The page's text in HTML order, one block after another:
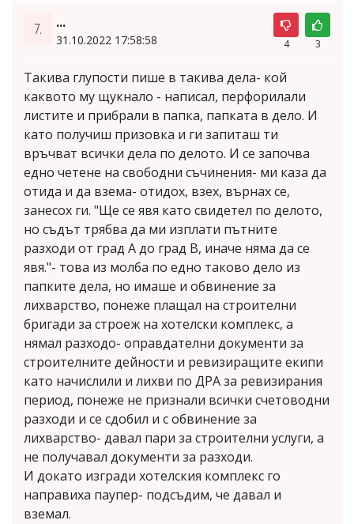
7. ...
31.10.2022 17:58:58 4 3
Такива глупости пише в такива дела- кой
каквото му щукнало - написал, перфорилали
листите и прибрали в папка, папката в дело. И
като получиш призовка и ги запиташ ти
връчват всички дела по делото. И се започва
едно четене на свободни съчинения- ми каза да
отида и да взема- отидох, взех, върнах се,
занесох ги. "Ще се явя като свидетел по делото,
но съдът трябва да ми изплати пътните
разходи от град А до град B, иначе няма да се
явя."- това из молба по едно таково дело из
папките дела, но имаше и обвинение за
лихварство, понеже плащал на строителни
бригади за строеж на хотелски комплекс, а
нямал разходо- оправдателни документи за
строителните дейности и ревизиращите екипи
като начислили и лихви по ДРА за ревизирания
период, понеже не признали всички счетоводни
разходи и се сдобил и с обвинение за
лихварство- давал пари за строителни услуги, а
не получавал документи за разходи.
И докато изгради хотелския комплекс го
направиха паупер- подсъдим, че давал и
вземал.